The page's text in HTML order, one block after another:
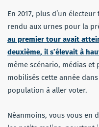
En 2017, plus d’un
rendu aux urnes pour la
au premier tour avait
deuxième, il s’élevait à
même scénario, médias
mobilisés cette année
population à aller voter.
Néanmoins, vous vous en